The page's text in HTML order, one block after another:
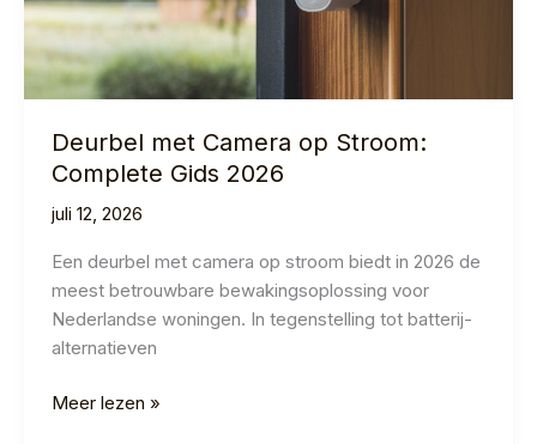
Deurbel met Camera op Stroom:
Complete Gids 2026
juli 12, 2026
Een deurbel met camera op stroom biedt in 2026 de
meest betrouwbare bewakingsoplossing voor
Nederlandse woningen. In tegenstelling tot batterij-
alternatieven
Deurbel
Meer lezen »